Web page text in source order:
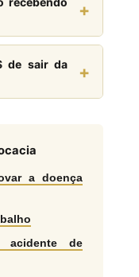
+
(INSS). A
materiais é
na Justiça
de sair da
+
a doença
acidente de